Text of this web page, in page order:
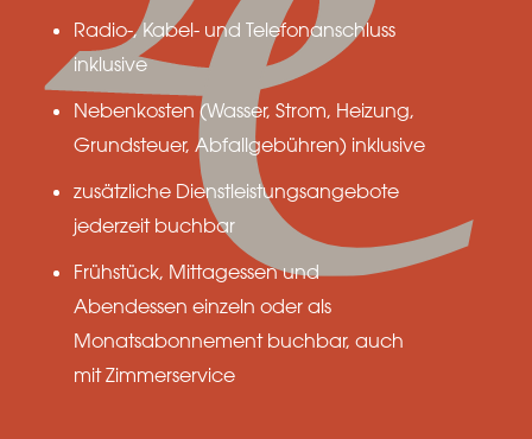
Radio-, Kabel- und Telefonanschluss
inklusive
Nebenkosten (Wasser, Strom, Heizung,
Grundsteuer, Abfallgebühren) inklusive
zusätzliche Dienstleistungsangebote
jederzeit buchbar
Frühstück, Mittagessen und
Abendessen einzeln oder als
Monatsabonnement buchbar, auch
mit Zimmerservice